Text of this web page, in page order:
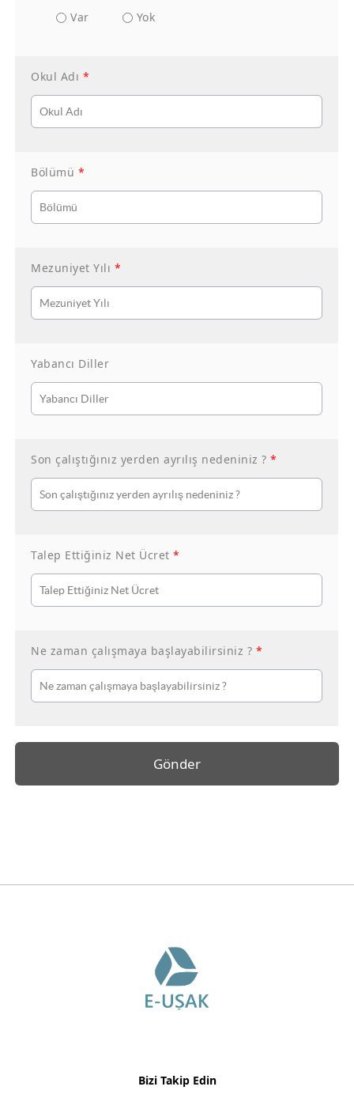
Var
Yok
Okul Adı *
Bölümü *
Mezuniyet Yılı *
Yabancı Diller
Son çalıştığınız yerden ayrılış nedeniniz ?*
Talep Ettiğiniz Net Ücret*
Ne zaman çalışmaya başlayabilirsiniz ? *
Gönder
Bizi Takip Edin